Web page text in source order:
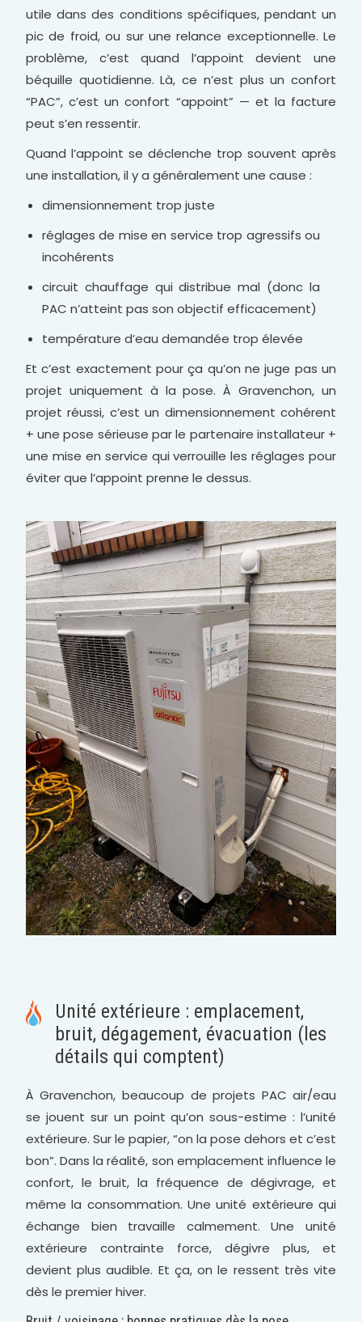
utile dans des conditions spécifiques, pendant un
pic de froid, ou sur une relance exceptionnelle. Le
problème, c’est quand l’appoint devient une
béquille quotidienne. Là, ce n’est plus un confort
“PAC”, c’est un confort “appoint” — et la facture
peut s’en ressentir.
Quand l’appoint se déclenche trop souvent après
une installation, il y a généralement une cause :
dimensionnement trop juste
réglages de mise en service trop agressifs ou
incohérents
circuit chauffage qui distribue mal (donc la
PAC n’atteint pas son objectif efficacement)
température d’eau demandée trop élevée
Et c’est exactement pour ça qu’on ne juge pas un
projet uniquement à la pose. À Gravenchon, un
projet réussi, c’est un dimensionnement cohérent
+ une pose sérieuse par le partenaire installateur +
une mise en service qui verrouille les réglages pour
éviter que l’appoint prenne le dessus.
Unité extérieure : emplacement,
bruit, dégagement, évacuation (les
détails qui comptent)
À Gravenchon, beaucoup de projets PAC air/eau
se jouent sur un point qu’on sous-estime : l’unité
extérieure. Sur le papier, “on la pose dehors et c’est
bon”. Dans la réalité, son emplacement influence le
confort, le bruit, la fréquence de dégivrage, et
même la consommation. Une unité extérieure qui
échange bien travaille calmement. Une unité
extérieure contrainte force, dégivre plus, et
devient plus audible. Et ça, on le ressent très vite
dès le premier hiver.